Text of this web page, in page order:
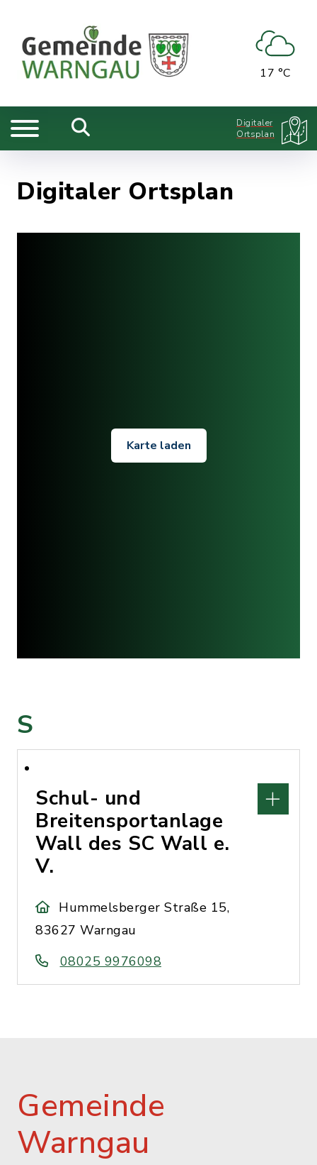
17 °C
Digitaler
Ortsplan
Digitaler Ortsplan
Karte laden
S
Schul- und
Breitensportanlage
Wall des SC Wall e.
V.
Hummelsberger Straße 15,
83627 Warngau
08025 9976098
Gemeinde
Warngau